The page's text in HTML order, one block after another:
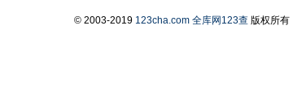
© 2003-2019 123cha.com 全库网123查版权所有